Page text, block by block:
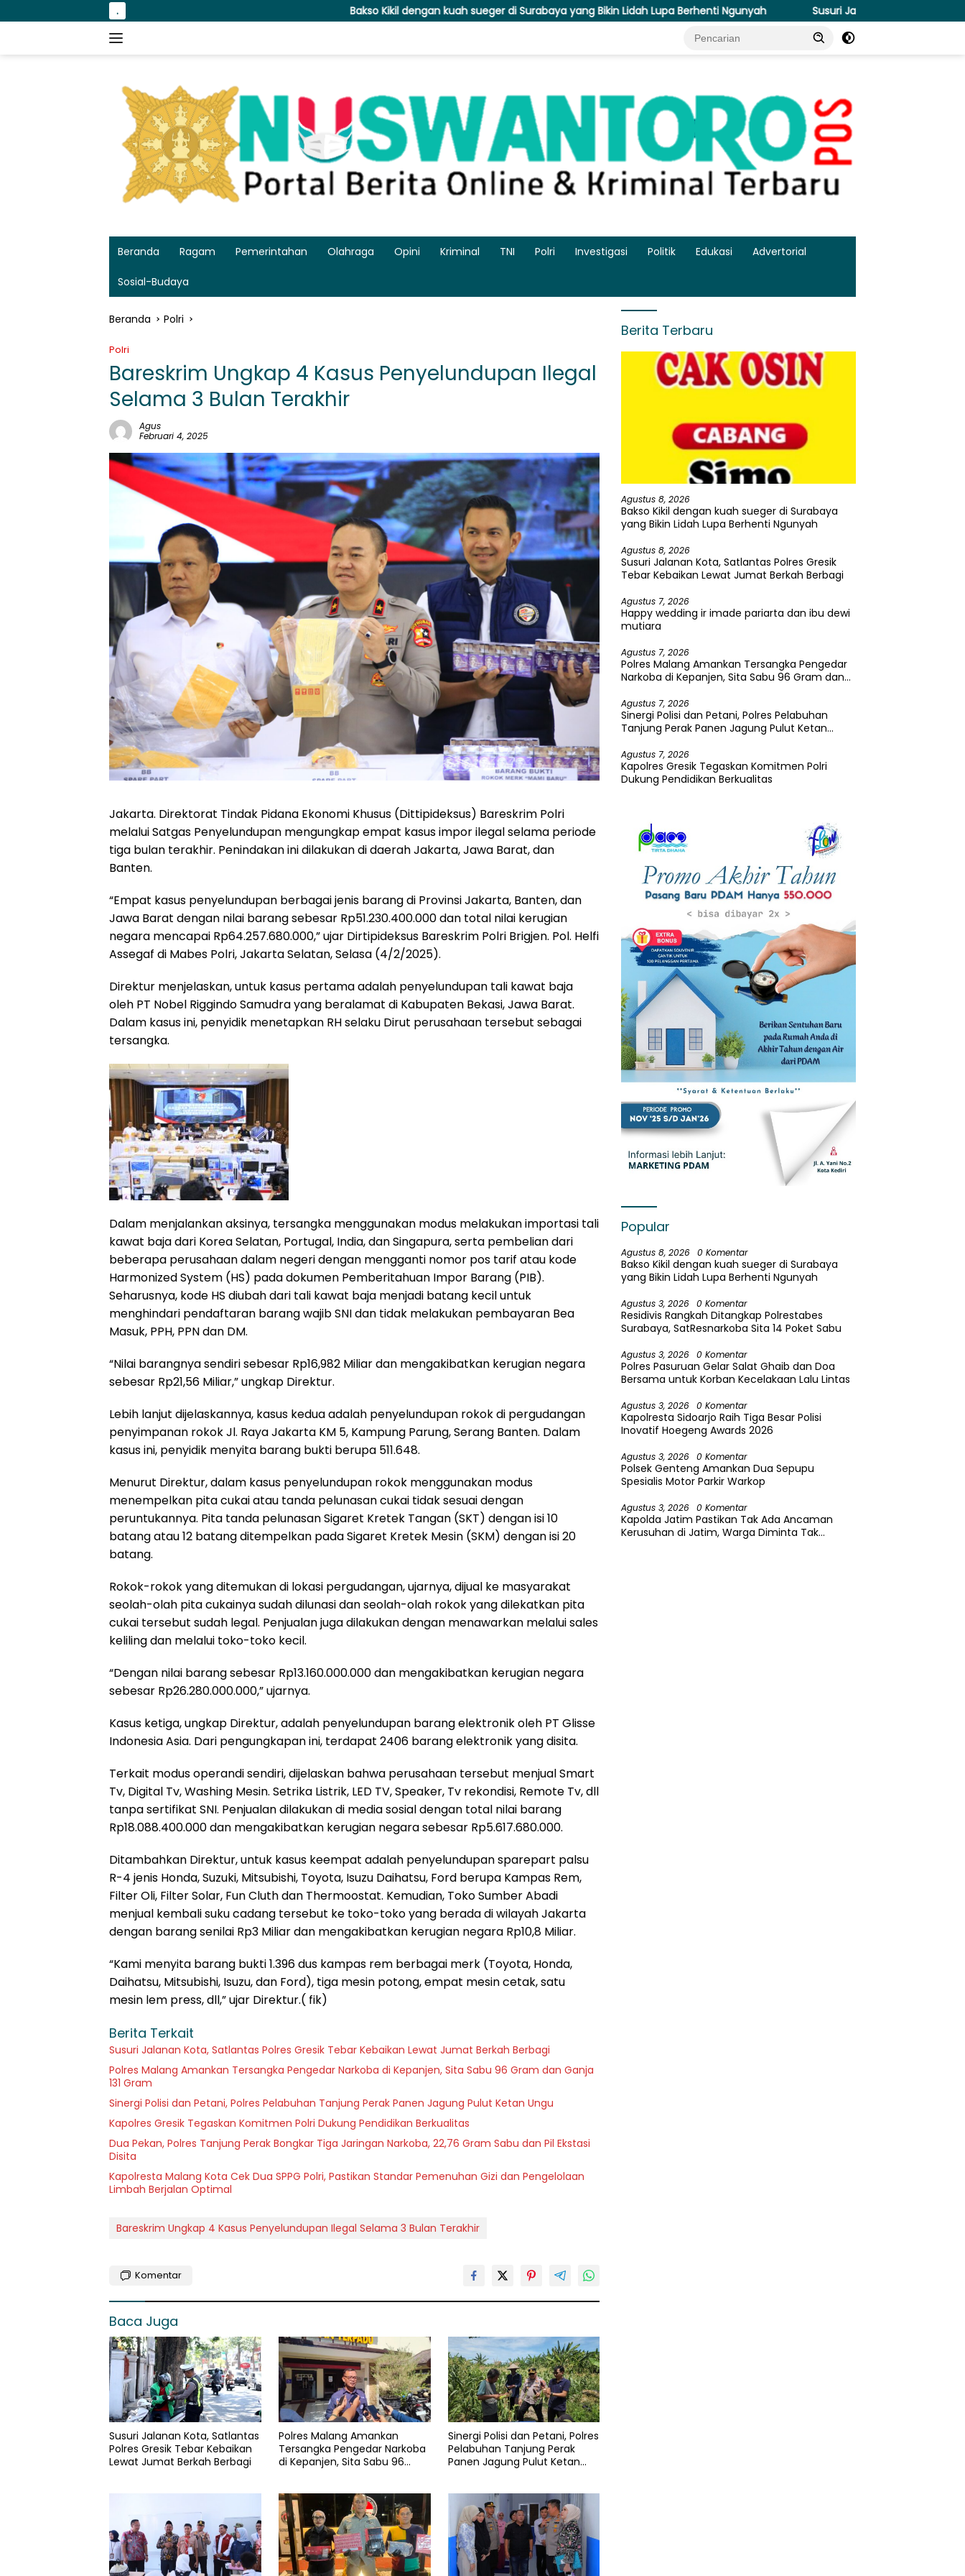
ke
. Bakso Kikil dengan kuah sueger di Surabaya yang Bikin Lidah Lupa Berhenti Ngunyah Susuri Jalanan Kota, Satlantas Polres Gresik Tebar
Beranda Ragam Pemerintahan Olahraga Opini Kriminal TNI Polri Investigasi Politik Edukasi Advertorial
Sosial-Budaya
Beranda Polri
Polri
Bareskrim Ungkap 4 Kasus Penyelundupan Ilegal
Selama 3 Bulan Terakhir
Agus
Februari 4, 2025
Jakarta. Direktorat Tindak Pidana Ekonomi Khusus (Dittipideksus) Bareskrim Polri
melalui Satgas Penyelundupan mengungkap empat kasus impor ilegal selama periode
tiga bulan terakhir. Penindakan ini dilakukan di daerah Jakarta, Jawa Barat, dan
Banten.
“Empat kasus penyelundupan berbagai jenis barang di Provinsi Jakarta, Banten, dan
Jawa Barat dengan nilai barang sebesar Rp51.230.400.000 dan total nilai kerugian
negara mencapai Rp64.257.680.000,” ujar Dirtipideksus Bareskrim Polri Brigjen. Pol. Helfi
Assegaf di Mabes Polri, Jakarta Selatan, Selasa (4/2/2025).
Direktur menjelaskan, untuk kasus pertama adalah penyelundupan tali kawat baja
oleh PT Nobel Riggindo Samudra yang beralamat di Kabupaten Bekasi, Jawa Barat.
Dalam kasus ini, penyidik menetapkan RH selaku Dirut perusahaan tersebut sebagai
tersangka.
Dalam menjalankan aksinya, tersangka menggunakan modus melakukan importasi tali
kawat baja dari Korea Selatan, Portugal, India, dan Singapura, serta pembelian dari
beberapa perusahaan dalam negeri dengan mengganti nomor pos tarif atau kode
Harmonized System (HS) pada dokumen Pemberitahuan Impor Barang (PIB).
Seharusnya, kode HS diubah dari tali kawat baja menjadi batang kecil untuk
menghindari pendaftaran barang wajib SNI dan tidak melakukan pembayaran Bea
Masuk, PPH, PPN dan DM.
“Nilai barangnya sendiri sebesar Rp16,982 Miliar dan mengakibatkan kerugian negara
sebesar Rp21,56 Miliar,” ungkap Direktur.
Lebih lanjut dijelaskannya, kasus kedua adalah penyelundupan rokok di pergudangan
penyimpanan rokok Jl. Raya Jakarta KM 5, Kampung Parung, Serang Banten. Dalam
kasus ini, penyidik menyita barang bukti berupa 511.648.
Menurut Direktur, dalam kasus penyelundupan rokok menggunakan modus
menempelkan pita cukai atau tanda pelunasan cukai tidak sesuai dengan
peruntukannya. Pita tanda pelunasan Sigaret Kretek Tangan (SKT) dengan isi 10
batang atau 12 batang ditempelkan pada Sigaret Kretek Mesin (SKM) dengan isi 20
batang.
Rokok-rokok yang ditemukan di lokasi pergudangan, ujarnya, dijual ke masyarakat
seolah-olah pita cukainya sudah dilunasi dan seolah-olah rokok yang dilekatkan pita
cukai tersebut sudah legal. Penjualan juga dilakukan dengan menawarkan melalui sales
keliling dan melalui toko-toko kecil.
“Dengan nilai barang sebesar Rp13.160.000.000 dan mengakibatkan kerugian negara
sebesar Rp26.280.000.000,” ujarnya.
Kasus ketiga, ungkap Direktur, adalah penyelundupan barang elektronik oleh PT Glisse
Indonesia Asia. Dari pengungkapan ini, terdapat 2406 barang elektronik yang disita.
Terkait modus operandi sendiri, dijelaskan bahwa perusahaan tersebut menjual Smart
Tv, Digital Tv, Washing Mesin. Setrika Listrik, LED TV, Speaker, Tv rekondisi, Remote Tv, dll
tanpa sertifikat SNI. Penjualan dilakukan di media sosial dengan total nilai barang
Rp18.088.400.000 dan mengakibatkan kerugian negara sebesar Rp5.617.680.000.
Ditambahkan Direktur, untuk kasus keempat adalah penyelundupan sparepart palsu
R-4 jenis Honda, Suzuki, Mitsubishi, Toyota, Isuzu Daihatsu, Ford berupa Kampas Rem,
Filter Oli, Filter Solar, Fun Cluth dan Thermoostat. Kemudian, Toko Sumber Abadi
menjual kembali suku cadang tersebut ke toko-toko yang berada di wilayah Jakarta
dengan barang senilai Rp3 Miliar dan mengakibatkan kerugian negara Rp10,8 Miliar.
“Kami menyita barang bukti 1.396 dus kampas rem berbagai merk (Toyota, Honda,
Daihatsu, Mitsubishi, Isuzu, dan Ford), tiga mesin potong, empat mesin cetak, satu
mesin lem press, dll,” ujar Direktur.( fik)
Berita Terkait
Susuri Jalanan Kota, Satlantas Polres Gresik Tebar Kebaikan Lewat Jumat Berkah Berbagi
Polres Malang Amankan Tersangka Pengedar Narkoba di Kepanjen, Sita Sabu 96 Gram dan Ganja
131 Gram
Sinergi Polisi dan Petani, Polres Pelabuhan Tanjung Perak Panen Jagung Pulut Ketan Ungu
Kapolres Gresik Tegaskan Komitmen Polri Dukung Pendidikan Berkualitas
Dua Pekan, Polres Tanjung Perak Bongkar Tiga Jaringan Narkoba, 22,76 Gram Sabu dan Pil Ekstasi
Disita
Kapolresta Malang Kota Cek Dua SPPG Polri, Pastikan Standar Pemenuhan Gizi dan Pengelolaan
Limbah Berjalan Optimal
Bareskrim Ungkap 4 Kasus Penyelundupan Ilegal Selama 3 Bulan Terakhir
Komentar
Baca Juga
Susuri Jalanan Kota, Satlantas
Polres Gresik Tebar Kebaikan
Lewat Jumat Berkah Berbagi
Polres Malang Amankan
Tersangka Pengedar Narkoba
di Kepanjen, Sita Sabu 96
Sinergi Polisi dan Petani, Polres
Pelabuhan Tanjung Perak
Panen Jagung Pulut Ketan
Berita Terbaru
Agustus 8, 2026
Bakso Kikil dengan kuah sueger di Surabaya
yang Bikin Lidah Lupa Berhenti Ngunyah
Agustus 8, 2026
Susuri Jalanan Kota, Satlantas Polres Gresik
Tebar Kebaikan Lewat Jumat Berkah Berbagi
Agustus 7, 2026
Happy wedding ir imade pariarta dan ibu dewi
mutiara
Agustus 7, 2026
Polres Malang Amankan Tersangka Pengedar
Narkoba di Kepanjen, Sita Sabu 96 Gram dan
Agustus 7, 2026
Sinergi Polisi dan Petani, Polres Pelabuhan
Tanjung Perak Panen Jagung Pulut Ketan
Agustus 7, 2026
Kapolres Gresik Tegaskan Komitmen Polri
Dukung Pendidikan Berkualitas
Popular
Agustus 8, 2026 0 Komentar
Bakso Kikil dengan kuah sueger di Surabaya
yang Bikin Lidah Lupa Berhenti Ngunyah
Agustus 3, 2026 0 Komentar
Residivis Rangkah Ditangkap Polrestabes
Surabaya, SatResnarkoba Sita 14 Poket Sabu
Agustus 3, 2026 0 Komentar
Polres Pasuruan Gelar Salat Ghaib dan Doa
Bersama untuk Korban Kecelakaan Lalu Lintas
Agustus 3, 2026 0 Komentar
Kapolresta Sidoarjo Raih Tiga Besar Polisi
Inovatif Hoegeng Awards 2026
Agustus 3, 2026 0 Komentar
Polsek Genteng Amankan Dua Sepupu
Spesialis Motor Parkir Warkop
Agustus 3, 2026 0 Komentar
Kapolda Jatim Pastikan Tak Ada Ancaman
Kerusuhan di Jatim, Warga Diminta Tak